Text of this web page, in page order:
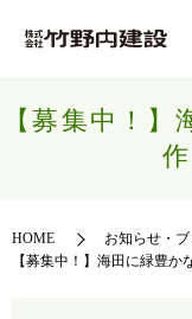
【募集中！
HOME
お知らせ・
【募集中！】海田に緑豊か